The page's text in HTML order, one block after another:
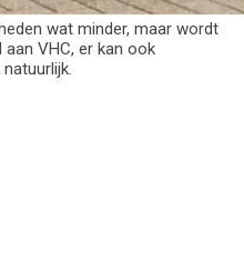
wat minder, maar wordt
VHC, er kan ook